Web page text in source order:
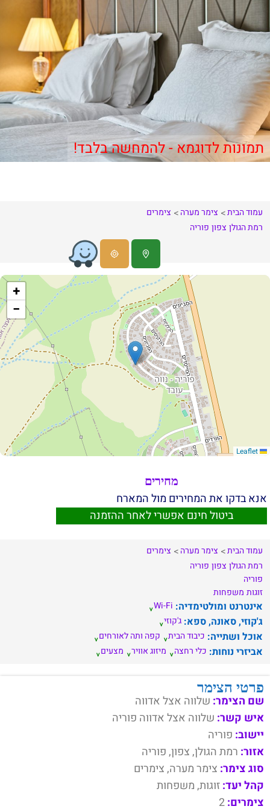
תמונות לדוגמא - להמחשה בלבד!
עמוד הבית צימר מערה
צימרים
רמת הגולן צפון פוריה
+
−
מחירים
אנא בדקו את המחירים מול המארח
ביטול חינם אפשרי לאחר ההזמנה
עמוד הבית צימר מערה
צימרים
רמת הגולן צפון פוריה
פוריה
זוגות משפחות
אינטרנט ומולטימדיה: Wi-Fi
ג'קוזי, סאונה, ספא: ג'קוזי
אוכל ושתייה: כיבוד הבית קפה ותה לאורחים
אביזרי נוחות: כלי רחצה מיזוג אוויר מצעים
פרטי הצימר
שם הצימר: שלווה אצל אדווה
איש קשר: שלווה אצל אדווה פוריה
יישוב: פוריה
אזור: רמת הגולן, צפון, פוריה
סוג צימר: צימר מערה, צימרים
קהל יעד:זוגות, משפחות
צימרים:2